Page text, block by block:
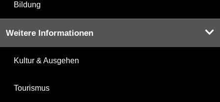
Bildung
Weitere Informationen
Kultur & Ausgehen
Tourismus